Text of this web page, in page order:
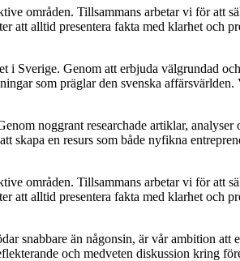
områden. Tillsammans arbetar vi för att
att alltid presentera fakta med klarhet och
i Sverige. Genom att erbjuda välgrundad
som präglar den svenska
noggrant researchade artiklar, analyser
en resurs som både nyfikna
områden. Tillsammans arbetar vi för att
att alltid presentera fakta med klarhet och
snabbare än någonsin, är vår ambition att
och medveten diskussion kring